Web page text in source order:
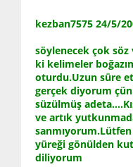
kezban7575 24/5/
söylenecek çok söz
ki kelimeler
oturdu.Uzun süre
gerçek diyorum
süzülmüş
ve artık
yüreği gönülden
diliyorum